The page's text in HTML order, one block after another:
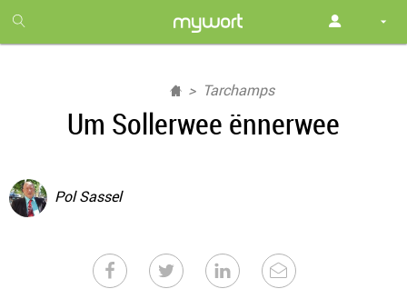
month
free
Tarchamps
Um Sollerwee ënnerwee
Pol Sassel